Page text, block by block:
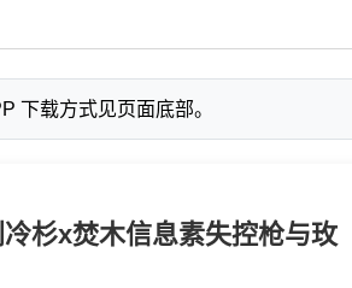
下载方式见页面底部。
杉x焚木信息素失控枪与玫